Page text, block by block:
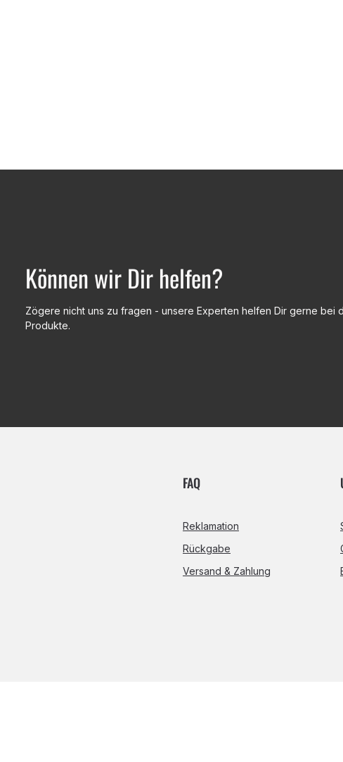
Können wir Dir helfen?
Zögere nicht uns zu fragen - unsere Experten helfen Dir gerne bei
Produkte.
FAQ
Reklamation
Rückgabe
Versand & Zahlung